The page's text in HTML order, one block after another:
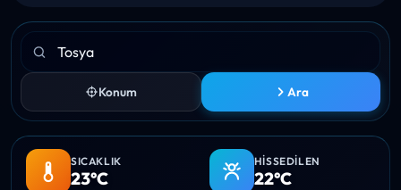
Konum Ara
SICAKLIK
23°C
HISSEDILEN
22°C